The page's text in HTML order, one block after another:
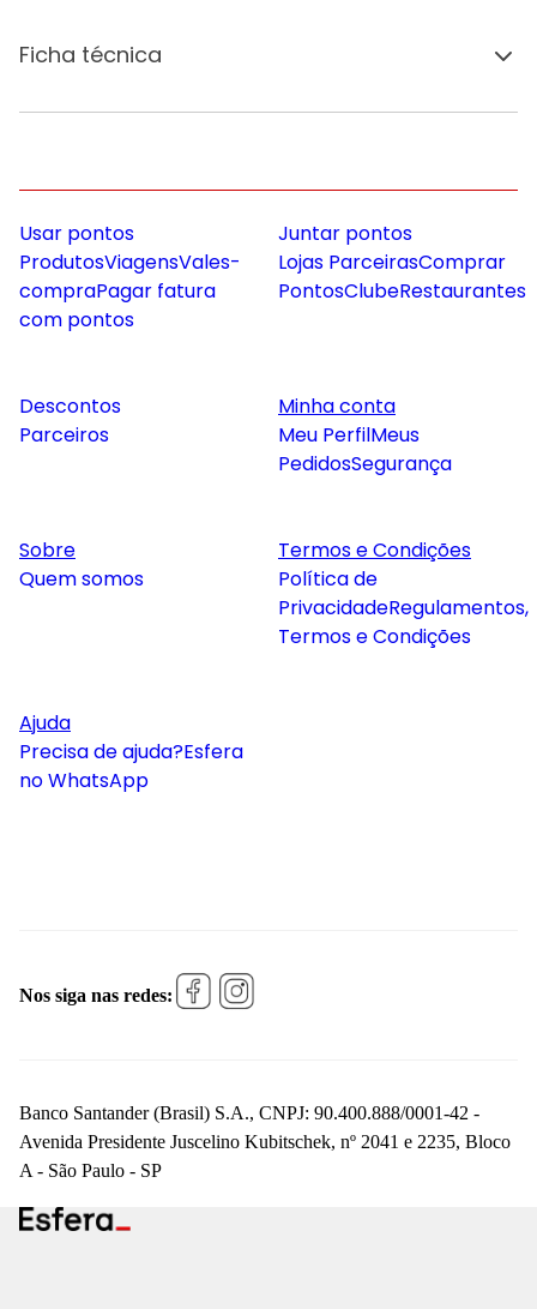
Ficha técnica
Usar pontos
ProdutosViagensVales-
compraPagar fatura
com pontos
Juntar pontos
Lojas ParceirasComprar
PontosClubeRestaurantes
Descontos
Parceiros
Minha conta
Meu PerfilMeus
PedidosSegurança
Sobre
Quem somos
Termos e Condições
Política de
PrivacidadeRegulamentos,
Termos e Condições
Ajuda
Precisa de ajuda?Esfera
no WhatsApp
Nos siga nas redes:
Banco Santander (Brasil) S.A., CNPJ: 90.400.888/0001-42 -
Avenida Presidente Juscelino Kubitschek, nº 2041 e 2235, Bloco
A - São Paulo - SP